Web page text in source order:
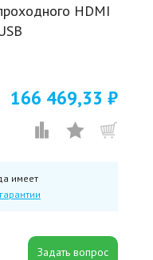
HDMI
166 469,33 ₽
имеет